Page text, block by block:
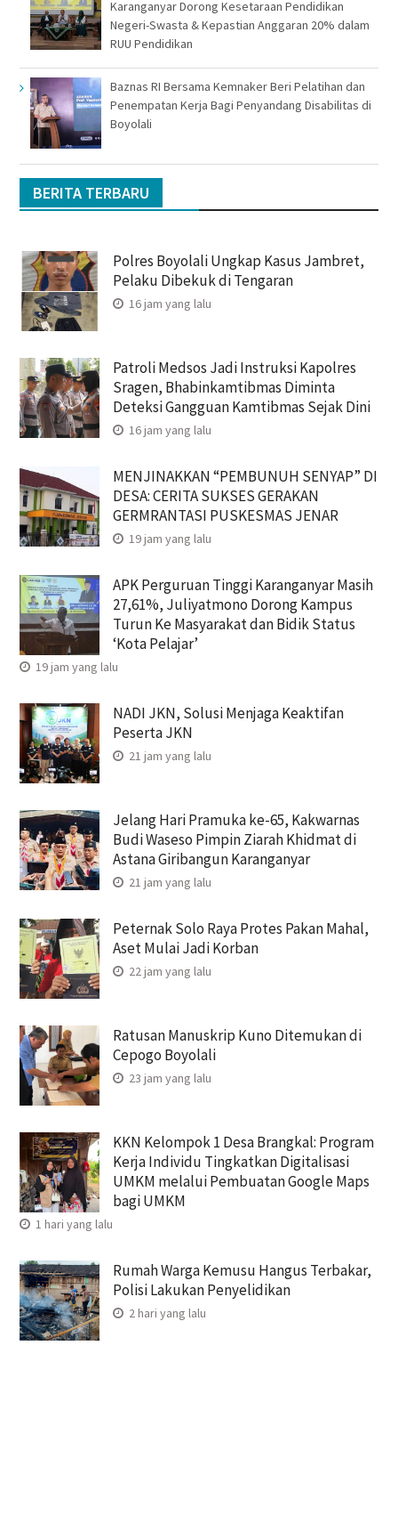
Karanganyar Dorong Kesetaraan Pendidikan
Negeri-Swasta & Kepastian Anggaran 20% dalam
RUU Pendidikan
Baznas RI Bersama Kemnaker Beri Pelatihan dan
Penempatan Kerja Bagi Penyandang Disabilitas di
Boyolali
BERITA TERBARU
Polres Boyolali Ungkap Kasus Jambret,
Pelaku Dibekuk di Tengaran
16 jam yang lalu
Patroli Medsos Jadi Instruksi Kapolres
Sragen, Bhabinkamtibmas Diminta
Deteksi Gangguan Kamtibmas Sejak Dini
16 jam yang lalu
MENJINAKKAN “PEMBUNUH SENYAP” DI
DESA: CERITA SUKSES GERAKAN
GERMRANTASI PUSKESMAS JENAR
19 jam yang lalu
APK Perguruan Tinggi Karanganyar Masih
27,61%, Juliyatmono Dorong Kampus
Turun Ke Masyarakat dan Bidik Status
‘Kota Pelajar’
19 jam yang lalu
NADI JKN, Solusi Menjaga Keaktifan
Peserta JKN
21 jam yang lalu
Jelang Hari Pramuka ke-65, Kakwarnas
Budi Waseso Pimpin Ziarah Khidmat di
Astana Giribangun Karanganyar
21 jam yang lalu
Peternak Solo Raya Protes Pakan Mahal,
Aset Mulai Jadi Korban
22 jam yang lalu
Ratusan Manuskrip Kuno Ditemukan di
Cepogo Boyolali
23 jam yang lalu
KKN Kelompok 1 Desa Brangkal: Program
Kerja Individu Tingkatkan Digitalisasi
UMKM melalui Pembuatan Google Maps
bagi UMKM
1 hari yang lalu
Rumah Warga Kemusu Hangus Terbakar,
Polisi Lakukan Penyelidikan
2 hari yang lalu